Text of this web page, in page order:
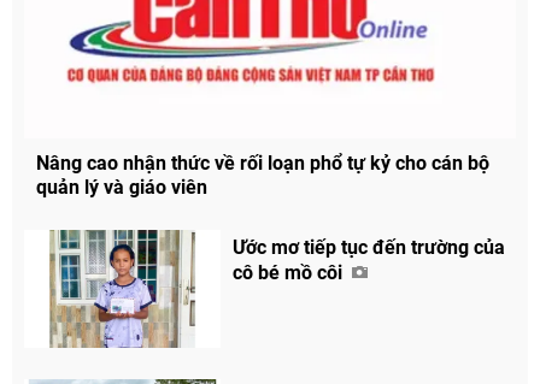
Nâng cao nhận thức về rối loạn phổ tự kỷ cho cán bộ
quản lý và giáo viên
Ước mơ tiếp tục đến trường của
cô bé mồ côi